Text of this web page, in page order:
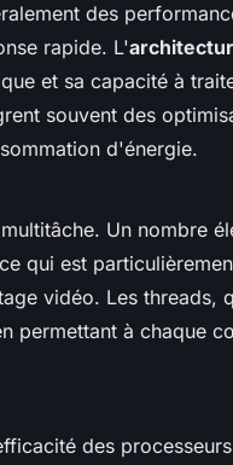
des
rapide. L'
et sa capacité à
souvent des
d'énergie.
Un nombre
qui est
vidéo. Les threads,
permettant à chaque
des